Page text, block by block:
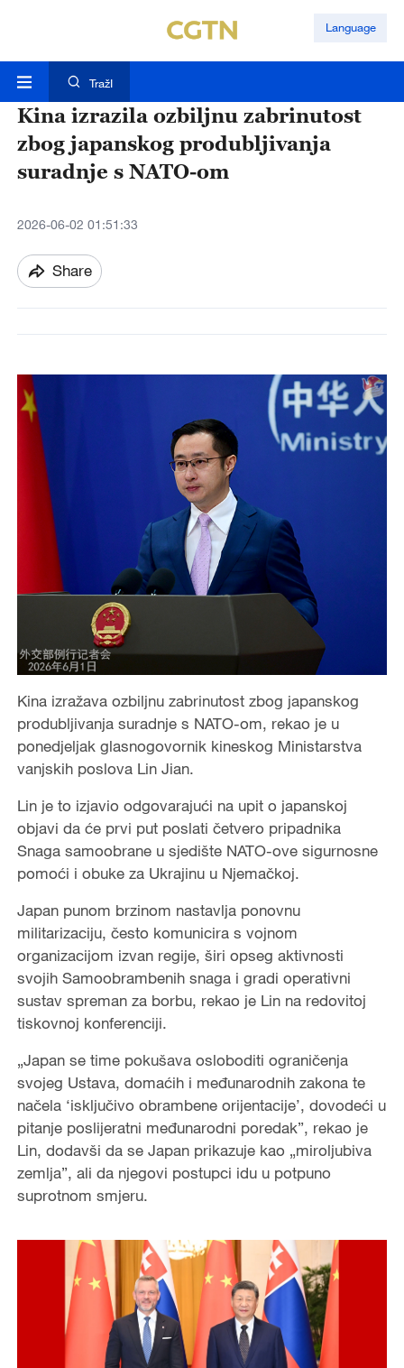
Language
TražI
Kina izrazila ozbiljnu zabrinutost
zbog japanskog produbljivanja
suradnje s NATO-om
2026-06-02 01:51:33
Share
Kina izražava ozbiljnu zabrinutost zbog japanskog
produbljivanja suradnje s NATO-om, rekao je u
ponedjeljak glasnogovornik kineskog Ministarstva
vanjskih poslova Lin Jian.
Lin je to izjavio odgovarajući na upit o japanskoj
objavi da će prvi put poslati četvero pripadnika
Snaga samoobrane u sjedište NATO-ove sigurnosne
pomoći i obuke za Ukrajinu u Njemačkoj.
Japan punom brzinom nastavlja ponovnu
militarizaciju, često komunicira s vojnom
organizacijom izvan regije, širi opseg aktivnosti
svojih Samoobrambenih snaga i gradi operativni
sustav spreman za borbu, rekao je Lin na redovitoj
tiskovnoj konferenciji.
„Japan se time pokušava osloboditi ograničenja
svojeg Ustava, domaćih i međunarodnih zakona te
načela ‘isključivo obrambene orijentacije’, dovodeći u
pitanje poslijeratni međunarodni poredak”, rekao je
Lin, dodavši da se Japan prikazuje kao „miroljubiva
zemlja”, ali da njegovi postupci idu u potpuno
suprotnom smjeru.